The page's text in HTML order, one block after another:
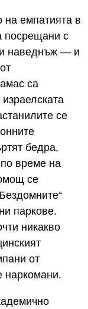
на емпатията в
посрещани с
наведнъж — и
са
се
бедра,
по време на
се
паркове.
никакво
от
наркомани.